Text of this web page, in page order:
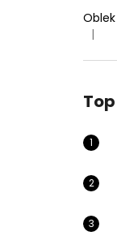
Oblek
|